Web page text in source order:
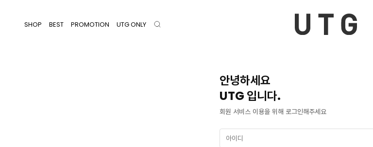
SHOP BEST PROMOTION UTG ONLY
안녕하세요
UTG 입니다.
회원 서비스 이용을 위해 로그인해주세요